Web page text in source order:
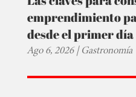
emprendimiento
desde el primer día
Ago 6, 2026|Gastronomía